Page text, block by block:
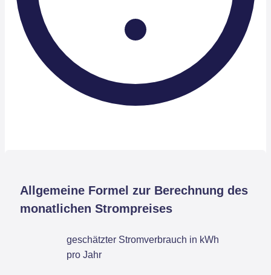
Allgemeine Formel zur Berechnung des
monatlichen Strompreises
geschätzter Stromverbrauch in kWh
pro Jahr